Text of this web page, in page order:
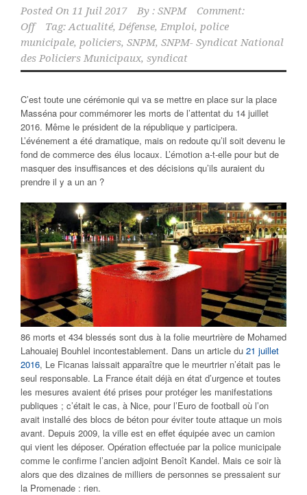
Posted On 11 Juil 2017 By : SNPM
Comment:
Off
Tag:Actualité, Défense, Emploi, police
municipale, policiers, SNPM, SNPM- Syndicat National
des Policiers Municipaux, syndicat
C’est toute une cérémonie qui va se mettre en place sur la place
Masséna pour commémorer les morts de l’attentat du 14 juillet
2016. Même le président de la république y participera.
L’événement a été dramatique, mais on redoute qu’il soit devenu le
fond de commerce des élus locaux. L’émotion a-t-elle pour but de
masquer des insuffisances et des décisions qu’ils auraient du
prendre il y a un an ?
86 morts et 434 blessés sont dus à la folie meurtrière de Mohamed
Lahouaiej Bouhlel incontestablement. Dans un article du 21 juillet
2016, Le Ficanas laissait apparaître que le meurtrier n’était pas le
seul responsable. La France était déjà en état d’urgence et toutes
les mesures avaient été prises pour protéger les manifestations
publiques ; c’était le cas, à Nice, pour l’Euro de football où l’on
avait installé des blocs de béton pour éviter toute attaque un mois
avant. Depuis 2009, la ville est en effet équipée avec un camion
qui vient les déposer. Opération effectuée par la police municipale
comme le confirme l’ancien adjoint Benoît Kandel. Mais ce soir là
alors que des dizaines de milliers de personnes se pressaient sur
la Promenade : rien.